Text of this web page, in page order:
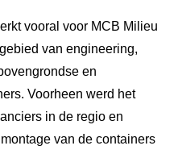
vooral voor MCB Milieu
van engineering,
en
Voorheen werd het
in de regio en
van de containers